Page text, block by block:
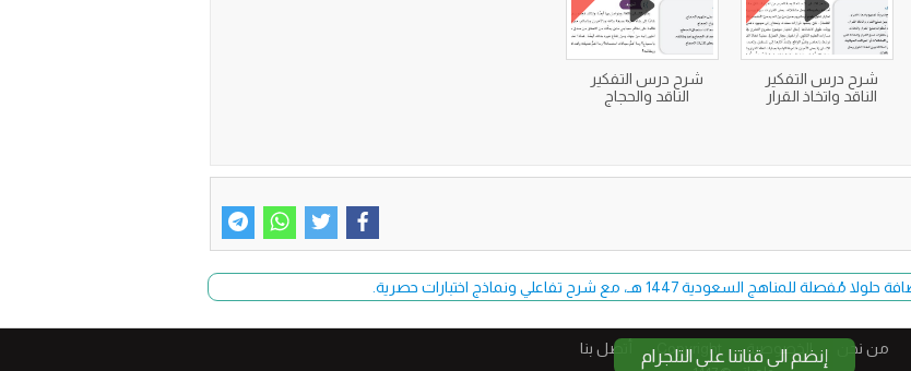
إنضم الى قناتنا على التلجرام
شرح درس التفكير
الناقد واتخاذ القرار
شرح درس التفكير
الناقد والحجاج
السعودية 1447 هـ، مع شرح تفاعلي ونماذج اختبارات حصرية.
من نحن الخصوصية Copyright​ أتصل بنا